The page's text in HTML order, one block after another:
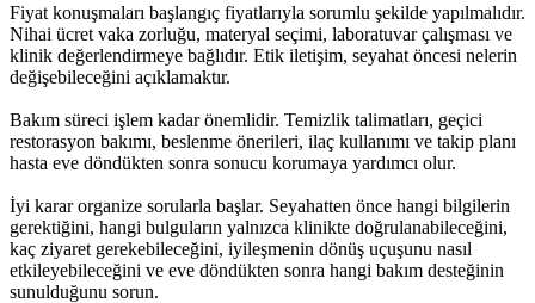
Fiyat konuşmaları başlangıç fiyatlarıyla sorumlu şekilde yapılmalıdır.
Nihai ücret vaka zorluğu, materyal seçimi, laboratuvar çalışması ve
klinik değerlendirmeye bağlıdır. Etik iletişim, seyahat öncesi nelerin
değişebileceğini açıklamaktır.
Bakım süreci işlem kadar önemlidir. Temizlik talimatları, geçici
restorasyon bakımı, beslenme önerileri, ilaç kullanımı ve takip planı
hasta eve döndükten sonra sonucu korumaya yardımcı olur.
İyi karar organize sorularla başlar. Seyahatten önce hangi bilgilerin
gerektiğini, hangi bulguların yalnızca klinikte doğrulanabileceğini,
kaç ziyaret gerekebileceğini, iyileşmenin dönüş uçuşunu nasıl
etkileyebileceğini ve eve döndükten sonra hangi bakım desteğinin
sunulduğunu sorun.